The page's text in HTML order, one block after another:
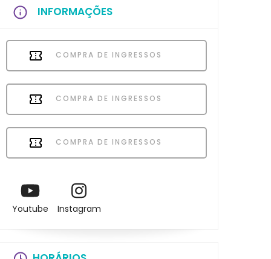
INFORMAÇÕES
COMPRA DE INGRESSOS
COMPRA DE INGRESSOS
COMPRA DE INGRESSOS
Youtube Instagram